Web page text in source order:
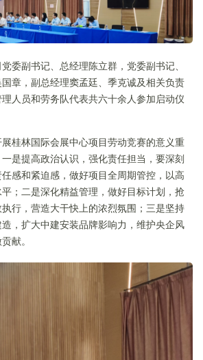
副书记、总经理陈立群，党委副书记、
章，副总经理窦孟廷、季克诚及相关负责
人员和劳务队代表共六十余人参加启动仪
桂林国际会展中心项目劳动竞赛的意义重
是提高政治认识，强化责任担当，要深刻
感和紧迫感，做好项目全周期管控，以高
；二是深化精益管理，做好目标计划，抢
行，营造大干快上的浓烈氛围；三是坚持
，扩大中建安装品牌影响力，维护央企风
献。